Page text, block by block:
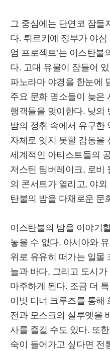
그 중심에는 단연코 잠들
다. 튀르키예 정부가 야심
엄 프로젝트’는 이스탄불
다. 고대 유물이 잠들어
파노라마 야경을 한눈에
주요 문화 명소들이 늦은
행객들을 맞이한다. 낮의
밤의 정취 속에서 유구한
자체로 잊지 못할 감동을
세계적인 아티스트들의
저스틴 팀버레이크, 로비
의 콘서트가 열리고, 야
탄불의 밤을 다채로운 문
이스탄불의 밤을 이야기
놓을 수 없다. 아시아와
위로 유유히 떠가는 일몰
늘과 바다, 그리고 도시
마주하게 된다. 조금 더
이빗 디너 크루즈를 통해
전과 모스크의 실루엣을
사를 즐길 수도 있다. 또
숙이 들어가고 싶다면 전